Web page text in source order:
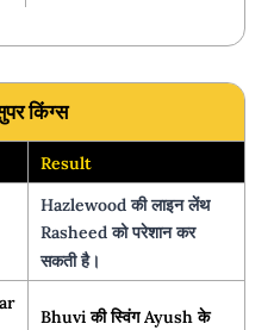
किंग्स
Result
Hazlewood की लाइन लेंथ
Rasheed को परेशान कर
सकती है।
Bhuvi की स्विंग Ayush के